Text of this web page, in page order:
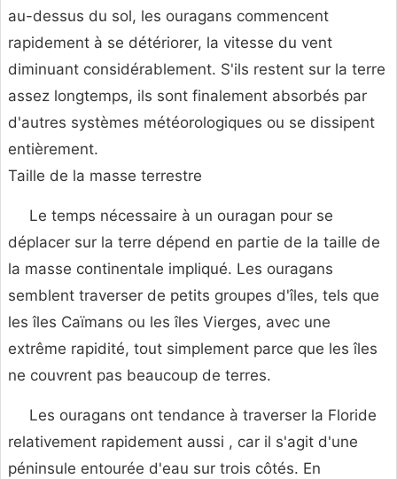
au-dessus du sol, les ouragans commencent
rapidement à se détériorer, la vitesse du vent
diminuant considérablement. S'ils restent sur la terre
assez longtemps, ils sont finalement absorbés par
d'autres systèmes météorologiques ou se dissipent
entièrement.
Taille de la masse terrestre
Le temps nécessaire à un ouragan pour se
déplacer sur la terre dépend en partie de la taille de
la masse continentale impliqué. Les ouragans
semblent traverser de petits groupes d'îles, tels que
les îles Caïmans ou les îles Vierges, avec une
extrême rapidité, tout simplement parce que les îles
ne couvrent pas beaucoup de terres.
Les ouragans ont tendance à traverser la Floride
relativement rapidement aussi , car il s'agit d'une
péninsule entourée d'eau sur trois côtés. En